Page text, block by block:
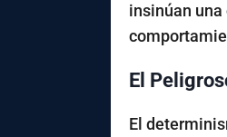
insinúan
El
El